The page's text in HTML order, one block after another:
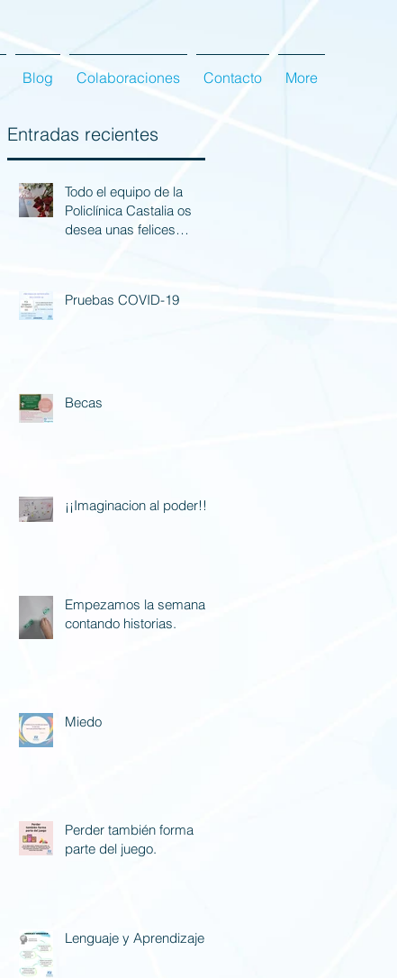
Blog Colaboraciones Contacto More
Entradas recientes
Todo el equipo de la
Policlínica Castalia os
desea unas felices
Pruebas COVID-19
Becas
¡¡Imaginacion al poder!!
Empezamos la semana
contando historias.
Miedo
Perder también forma
parte del juego.
Lenguaje y Aprendizaje